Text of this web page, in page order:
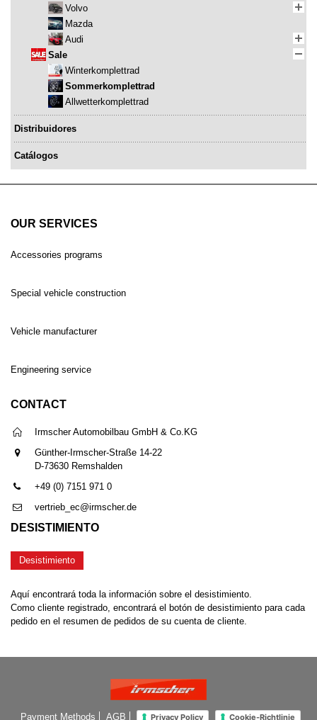
Volvo
Mazda
Audi
Sale
Winterkomplettrad
Sommerkomplettrad
Allwetterkomplettrad
Distribuidores
Catálogos
OUR SERVICES
Accessories programs
Special vehicle construction
Vehicle manufacturer
Engineering service
CONTACT
Irmscher Automobilbau GmbH & Co.KG
Günther-Irmscher-Straße 14-22
D-73630 Remshalden
+49 (0) 7151 971 0
vertrieb_ec@irmscher.de
DESISTIMIENTO
Desistimiento
Aquí encontrará toda la información sobre el desistimiento.
Como cliente registrado, encontrará el botón de desistimiento para cada
pedido en el resumen de pedidos de su cuenta de cliente.
Payment Methods AGB Privacy Policy Cookie-Richtlinie